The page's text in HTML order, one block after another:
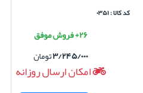
کد کالا : ۰۳۵۱
۲۶+ فروش موفق
۳/۲۴۵/۰۰۰تومان
امکان ارسال روزانه